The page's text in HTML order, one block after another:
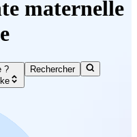
maternelle
?
Rechercher